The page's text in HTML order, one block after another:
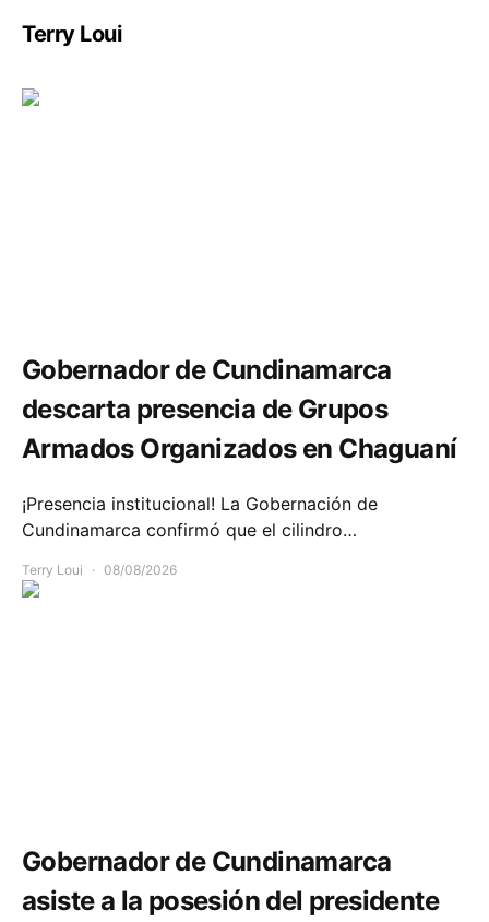
Terry Loui
Gobernador de Cundinamarca
descarta presencia de Grupos
Armados Organizados en Chaguaní
¡Presencia institucional! La Gobernación de
Cundinamarca confirmó que el cilindro…
Terry Loui 08/08/2026
Gobernador de Cundinamarca
asiste a la posesión del presidente